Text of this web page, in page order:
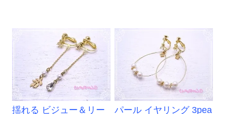
揺れる ビジュー＆リー パール イヤリング 3pea